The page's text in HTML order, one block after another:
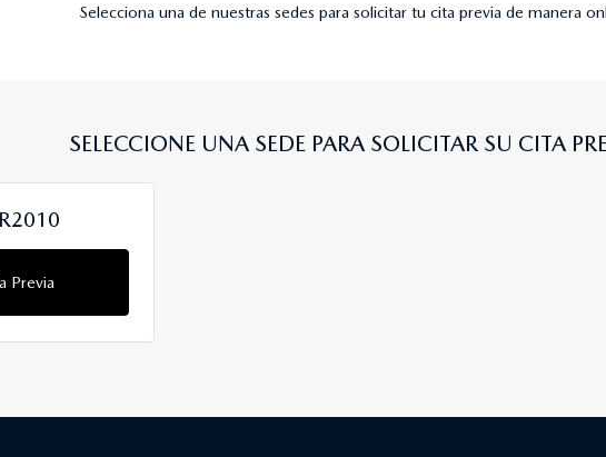
Selecciona una de nuestras sedes para solicitar tu cita previa de manera
SELECCIONE UNA SEDE PARA SOLICITAR SU CITA
Previa